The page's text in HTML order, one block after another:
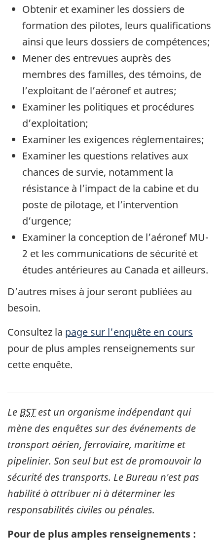
Obtenir et examiner les dossiers de
formation des pilotes, leurs qualifications
ainsi que leurs dossiers de compétences;
Mener des entrevues auprès des
membres des familles, des témoins, de
l’exploitant de l’aéronef et autres;
Examiner les politiques et procédures
d’exploitation;
Examiner les exigences réglementaires;
Examiner les questions relatives aux
chances de survie, notamment la
résistance à l’impact de la cabine et du
poste de pilotage, et l’intervention
d’urgence;
Examiner la conception de l’aéronef MU-
2 et les communications de sécurité et
études antérieures au Canada et ailleurs.
D’autres mises à jour seront publiées au
besoin.
Consultez la page sur l'enquête en cours
pour de plus amples renseignements sur
cette enquête.
Le BSTest un organisme indépendant qui
mène des enquêtes sur des événements de
transport aérien, ferroviaire, maritime et
pipelinier. Son seul but est de promouvoir la
sécurité des transports. Le Bureau n'est pas
habilité à attribuer ni à déterminer les
responsabilités civiles ou pénales.
Pour de plus amples renseignements :